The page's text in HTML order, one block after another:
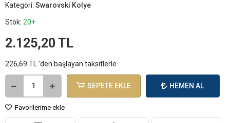
Kategori: Swarovski Kolye
Stok: 20+
2.125,20 TL
226,69 TL 'den başlayan taksitlerle
SEPETE EKLE HEMEN AL
Favorilerime ekle